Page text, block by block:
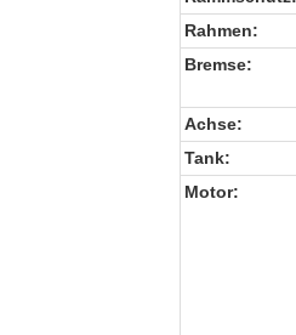
Rahmen:
Bremse:
Achse:
Tank:
Motor: